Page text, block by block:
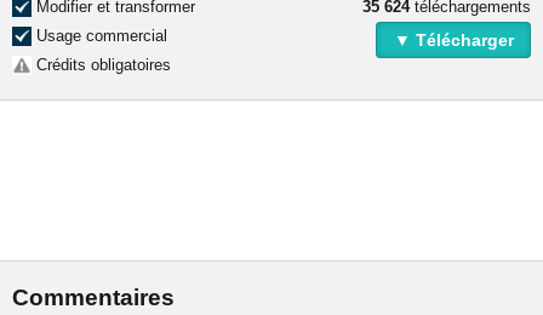
Modifier et transformer
Usage commercial
Crédits obligatoires
35 624téléchargements
▼ Télécharger
Commentaires